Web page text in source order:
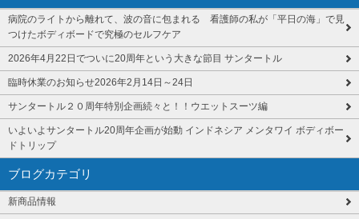
病院のライトから離れて、波の音に包まれる 看護師の私が「平日の海」で見
つけたボディボードで究極のセルフケア
2026年4月22日でついに20周年という大きな節目 サンタートル
臨時休業のお知らせ2026年2月14日～24日
サンタートル２０周年特別企画続々と！！ウエットスーツ編
いよいよサンタートル20周年企画が始動 インドネシア メンタワイ ボディボー
ドトリップ
ブログカテゴリ
新商品情報